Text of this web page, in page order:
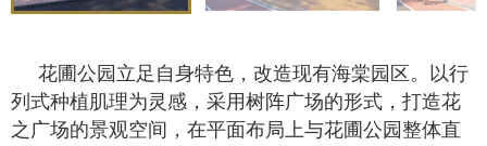
花圃公园立足自身特色，改造现有海棠园区。以行
列式种植肌理为灵感，采用树阵广场的形式，打造花
之广场的景观空间，在平面布局上与花圃公园整体直